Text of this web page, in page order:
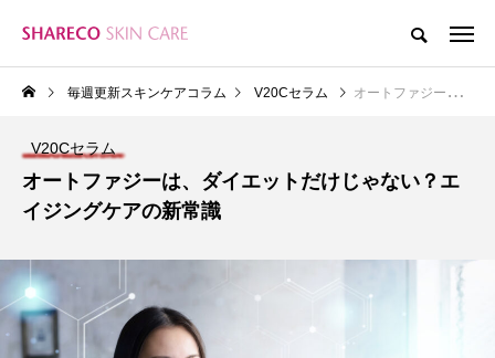
毎週更新スキンケアコラム V20Cセラム オートファジーは、ダイエットだけじゃない？エイジングケアの新常識
V20Cセラム
オートファジーは、ダイエットだけじゃない？エ
イジングケアの新常識